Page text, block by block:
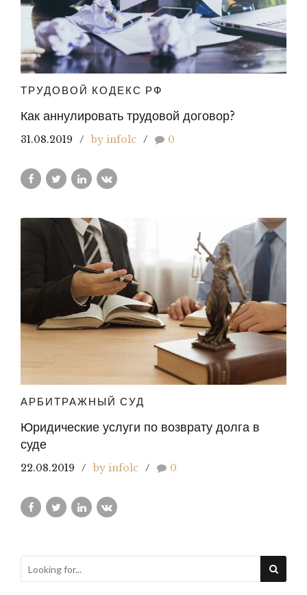
ТРУДОВОЙ КОДЕКС РФ
Как аннулировать трудовой договор?
31.08.2019 by infolc 0
АРБИТРАЖНЫЙ СУД
Юридические услуги по возврату долга в
суде
22.08.2019 by infolc 0